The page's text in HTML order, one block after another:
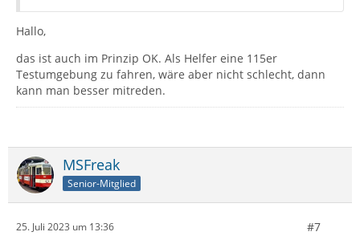
Hallo,
das ist auch im Prinzip OK. Als Helfer eine 115er
Testumgebung zu fahren, wäre aber nicht schlecht, dann
kann man besser mitreden.
MSFreak
Senior-Mitglied
25. Juli 2023 um 13:36 #7